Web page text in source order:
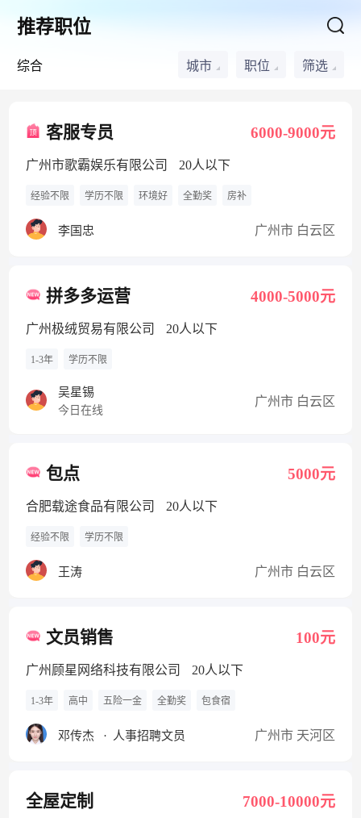
推荐职位
综合 城市 职位 筛选
客服专员 6000-9000元
广州市歌霸娱乐有限公司 20人以下
经验不限 学历不限 环境好 全勤奖 房补
李国忠 广州市 白云区
拼多多运营 4000-5000元
广州极绒贸易有限公司 20人以下
1-3年 学历不限
吴星锡
今日在线
广州市 白云区
包点 5000元
合肥载途食品有限公司 20人以下
经验不限 学历不限
王涛 广州市 白云区
文员销售 100元
广州顾星网络科技有限公司 20人以下
1-3年 高中 五险一金 全勤奖 包食宿
邓传杰 · 人事招聘文员 广州市 天河区
全屋定制 7000-10000元